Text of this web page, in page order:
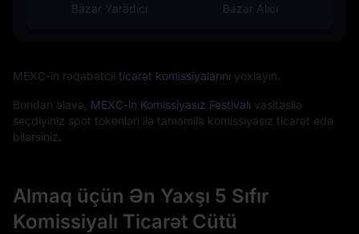
Bazar Yaradıcı Bazar Alıcı
MEXC-in rəqabətcil ticarət komissiyalarını yoxlayın.
Bundan əlavə, MEXC-in Komissiyasız Festivalı vasitəsilə
seçdiyiniz spot tokenləri ilə tamamilə komissiyasız ticarət edə
bilərsiniz.
Almaq üçün Ən Yaxşı 5 Sıfır
Komissiyalı Ticarət Cütü